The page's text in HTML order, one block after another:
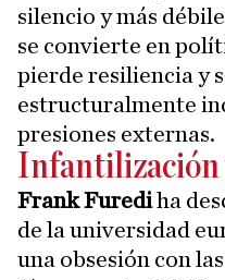
silencio y más
se convierte en
pierde resiliencia y
estructuralmente
presiones externas.
Infantilización
Frank Furediha
de la universidad
una obsesión con